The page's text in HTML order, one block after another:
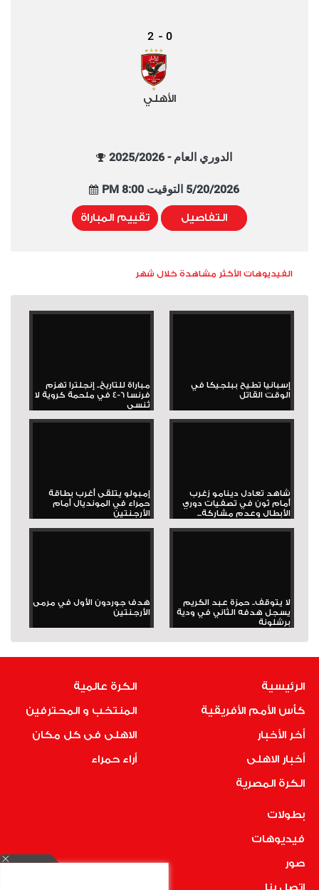
0
-
2
الأهلي
الدوري العام - 2025/2026
5/20/2026 التوقيت 8:00 PM
التفاصيل تقييم المباراة
الفيديوهات الأكثر مشاهدة خلال شهر
إسبانيا تطيح ببلجيكا في
الوقت القاتل
مباراة للتاريخ.. إنجلترا تهزم
فرنسا 6-4 في ملحمة كروية لا
تُنسى
شاهد تعادل دينامو زغرب
أمام ثون في تصفيات دوري
الأبطال وعدم مشاركة...
إمبولو يتلقى أغرب بطاقة
حمراء في المونديال أمام
الأرجنتين
لا يتوقف.. حمزة عبد الكريم
يسجل هدفه الثاني في ودية
برشلونة
هدف جوردون الأول في مرمى
الأرجنتين
الرئيسية
كأس الأمم الأفريقية
أخر الأخبار
أخبار الاهلى
الكرة المصرية
الكرة عالمية
المنتخب و المحترفين
الاهلى فى كل مكان
أراء حمراء
بطولات
فيديوهات
صور
اتصل بنا